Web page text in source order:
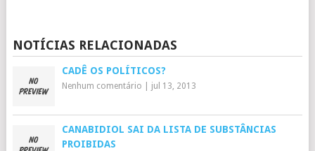
NOTÍCIAS RELACIONADAS
CADÊ OS POLÍTICOS?
Nenhum comentário jul 13, 2013
CANABIDIOL SAI DA LISTA DE SUBSTÂNCIAS
PROIBIDAS